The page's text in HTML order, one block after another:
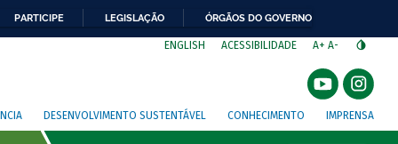
PARTICIPE LEGISLAÇÃO ÓRGÃOS DO GOVERNO
ENGLISH ACESSIBILIDADE A+ A-
DESENVOLVIMENTO SUSTENTÁVEL CONHECIMENTO IMPRENSA